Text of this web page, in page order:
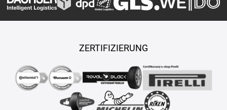
ZERTIFIZIERUNG